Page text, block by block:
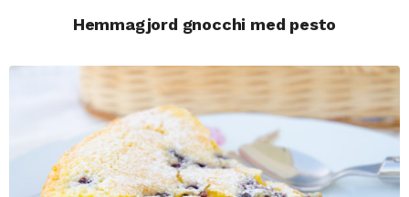
Hemmagjord gnocchi med pesto